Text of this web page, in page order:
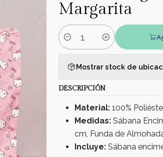
Margarita
Cantidad
Mostrar stock de
DESCRIPCIÓN
Material: 100%
Medidas: Sábana
cm, Funda de
Incluye: Sábana